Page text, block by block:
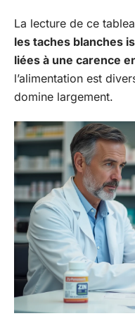
La lecture de ce
les taches blanches
liées à une carence
l’alimentation est
domine largement.